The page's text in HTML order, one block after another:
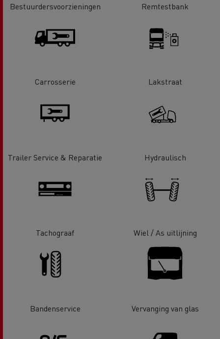
Bestuurdersvoorzieningen Remtestbank
Carrosserie Lakstraat
Trailer Service & Reparatie Hydraulisch
Tachograaf Wiel / As uitlijning
Bandenservice Vervanging van glas